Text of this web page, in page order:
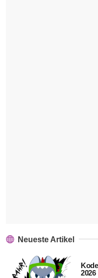
Neueste Artikel
2026